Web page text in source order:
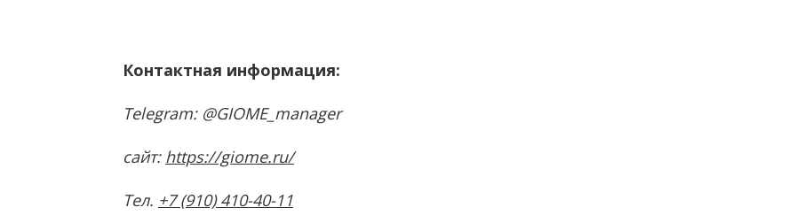
Контактная информация:
Telegram: @GIOME_manager
сайт: https://giome.ru/
Тел. +7 (910) 410-40-11